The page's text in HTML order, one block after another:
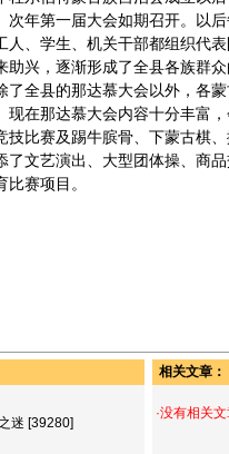
次年第一届大会如期召开。以
人、学生、机关干部都组织代
助兴，逐渐形成了全县各族
全县的那达慕大会以外，各蒙
现在那达慕大会内容十分丰富，
技比赛及踢牛膑骨、下蒙古棋
了文艺演出、大型团体操、商
比赛项目。
迷 [39280]
相关文章：
·没有相关